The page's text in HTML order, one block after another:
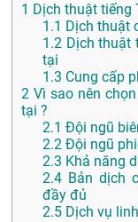
1 Dịch thuật tiếng
1.1 Dịch thuật
1.2 Dịch thuật
tại
1.3 Cung cấp
2 Vì sao nên
tại ?
2.1 Đội ngũ
2.2 Đội ngũ
2.3 Khả năng
2.4 Bản dịch
đầy đủ
2.5 Dịch vụ